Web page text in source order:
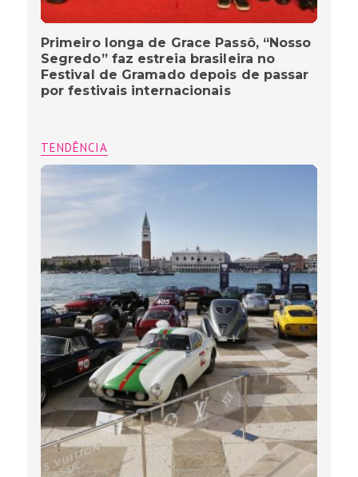
Primeiro longa de Grace Passô, “Nosso
Segredo” faz estreia brasileira no
Festival de Gramado depois de passar
por festivais internacionais
TENDÊNCIA